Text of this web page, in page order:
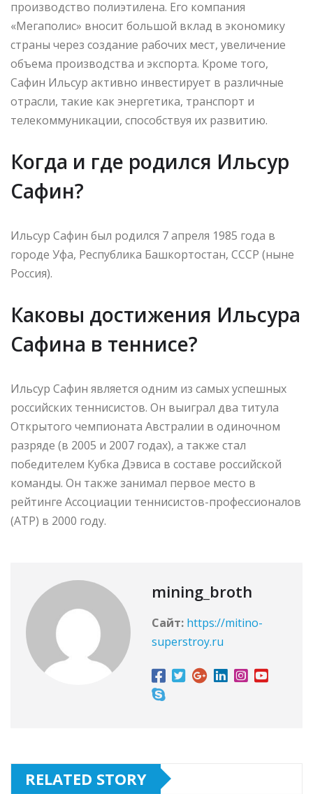
производство полиэтилена. Его компания
«Мегаполис» вносит большой вклад в экономику
страны через создание рабочих мест, увеличение
объема производства и экспорта. Кроме того,
Сафин Ильсур активно инвестирует в различные
отрасли, такие как энергетика, транспорт и
телекоммуникации, способствуя их развитию.
Когда и где родился Ильсур
Сафин?
Ильсур Сафин был родился 7 апреля 1985 года в
городе Уфа, Республика Башкортостан, СССР (ныне
Россия).
Каковы достижения Ильсура
Сафина в теннисе?
Ильсур Сафин является одним из самых успешных
российских теннисистов. Он выиграл два титула
Открытого чемпионата Австралии в одиночном
разряде (в 2005 и 2007 годах), а также стал
победителем Кубка Дэвиса в составе российской
команды. Он также занимал первое место в
рейтинге Ассоциации теннисистов-профессионалов
(ATP) в 2000 году.
mining_broth
Сайт: https://mitino-
superstroy.ru
RELATED STORY